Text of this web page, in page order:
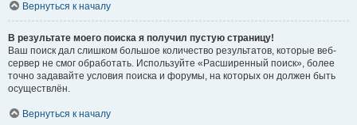
Вернуться к началу
В результате моего поиска я получил пустую страницу!
Ваш поиск дал слишком большое количество результатов, которые веб-
сервер не смог обработать. Используйте «Расширенный поиск», более
точно задавайте условия поиска и форумы, на которых он должен быть
осуществлён.
Вернуться к началу